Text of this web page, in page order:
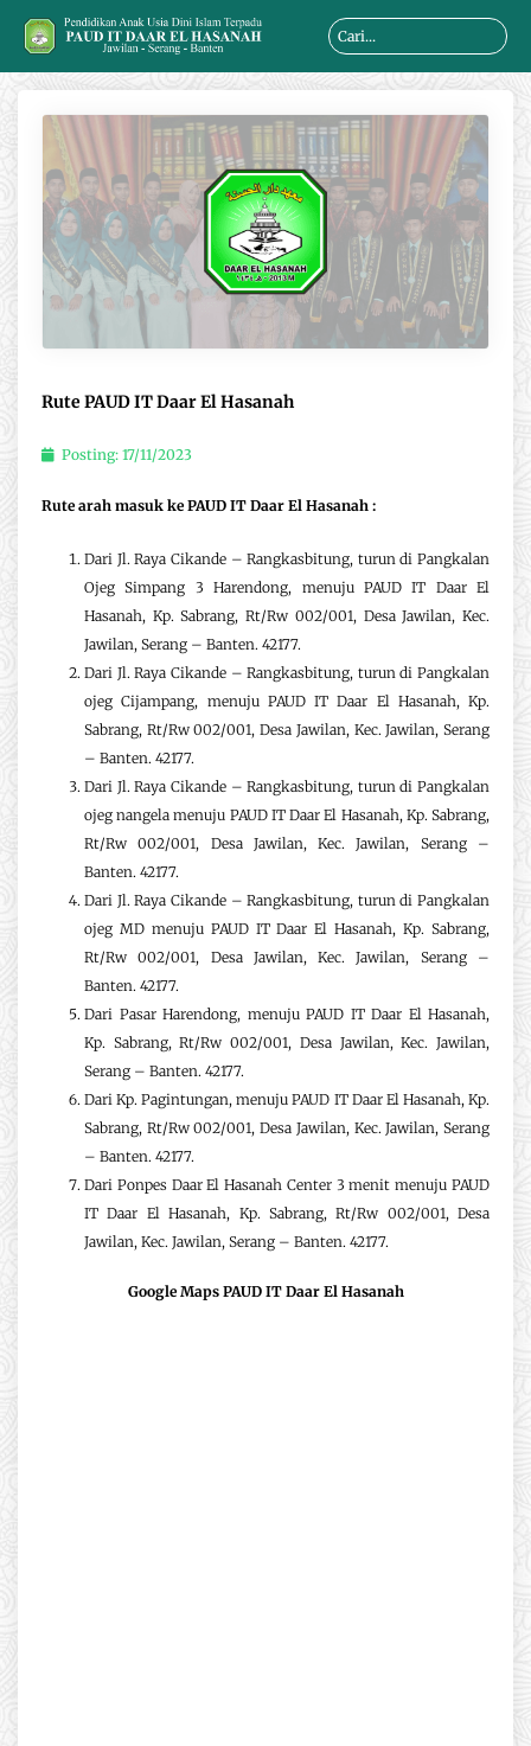
content
Search
Rute PAUD IT Daar El Hasanah
Posting: 17/11/2023
Rute arah masuk ke PAUD IT Daar El Hasanah :
Dari Jl. Raya Cikande – Rangkasbitung, turun di Pangkalan
Ojeg Simpang 3 Harendong, menuju PAUD IT Daar El
Hasanah, Kp. Sabrang, Rt/Rw 002/001, Desa Jawilan, Kec.
Jawilan, Serang – Banten. 42177.
Dari Jl. Raya Cikande – Rangkasbitung, turun di Pangkalan
ojeg Cijampang, menuju PAUD IT Daar El Hasanah, Kp.
Sabrang, Rt/Rw 002/001, Desa Jawilan, Kec. Jawilan, Serang
– Banten. 42177.
Dari Jl. Raya Cikande – Rangkasbitung, turun di Pangkalan
ojeg nangela menuju PAUD IT Daar El Hasanah, Kp. Sabrang,
Rt/Rw 002/001, Desa Jawilan, Kec. Jawilan, Serang –
Banten. 42177.
Dari Jl. Raya Cikande – Rangkasbitung, turun di Pangkalan
ojeg MD menuju PAUD IT Daar El Hasanah, Kp. Sabrang,
Rt/Rw 002/001, Desa Jawilan, Kec. Jawilan, Serang –
Banten. 42177.
Dari Pasar Harendong, menuju PAUD IT Daar El Hasanah,
Kp. Sabrang, Rt/Rw 002/001, Desa Jawilan, Kec. Jawilan,
Serang – Banten. 42177.
Dari Kp. Pagintungan, menuju PAUD IT Daar El Hasanah, Kp.
Sabrang, Rt/Rw 002/001, Desa Jawilan, Kec. Jawilan, Serang
– Banten. 42177.
Dari Ponpes Daar El Hasanah Center 3 menit menuju PAUD
IT Daar El Hasanah, Kp. Sabrang, Rt/Rw 002/001, Desa
Jawilan, Kec. Jawilan, Serang – Banten. 42177.
Google Maps PAUD IT Daar El Hasanah